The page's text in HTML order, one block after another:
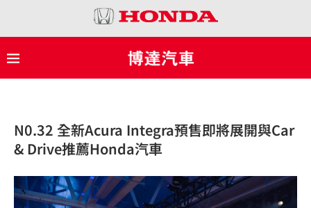
N0.32 全新Acura Integra預售即將展開與Car
& Drive推薦Honda汽車